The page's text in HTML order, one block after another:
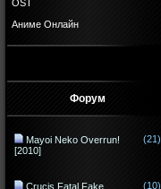
OST
Аниме Онлайн
Форум
Mayoi Neko Overrun!
[2010]
(21)
Crucis Fatal Fake (10)